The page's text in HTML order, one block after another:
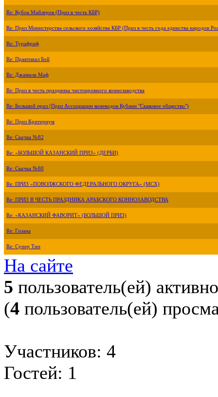
Re: Кубок Майлеров (Приз в честь КБР)
Re: Приз Министерства сельского хозяйства КБР (Приз в честь года единства народов
Re: Турафриф
Re: Практикал Бой
Re: Джамила Маф
Re: Приз в честь праздника чистокровного коннозаводства
Re: Большой приз (Приз Ассоциации коневодов Кубани "Скаковое общество")
Re: Приз Критериум
Re: Скачка №82
Re: «БОЛЬШОЙ КАЗАНСКИЙ ПРИЗ» (ДЕРБИ)
Re: Скачка №80
Re: ПРИЗ «ПОВОЛЖСКОГО ФЕДЕРАЛЬНОГО ОКРУГА» (МСХ)
Re: ПРИЗ В ЧЕСТЬ ПРАЗДНИКА АРАБСКОГО КОННОЗАВОДСТВА
Re: «КАЗАНСКИЙ ФАВОРИТ» (БОЛЬШОЙ ПРИЗ)
Re: Гизана
Re: Супер Тип
На сайте
5 пользователь(ей) активно
(4 пользователь(ей)
Участников: 4
Гостей: 1